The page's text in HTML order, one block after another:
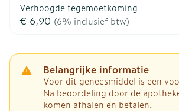
Verhoogde tegemoetkoming
€ 6,90 (6% inclusief btw)
Belangrijke informatie
Voor dit geneesmiddel is een
Na beoordeling door de
komen afhalen en betalen.